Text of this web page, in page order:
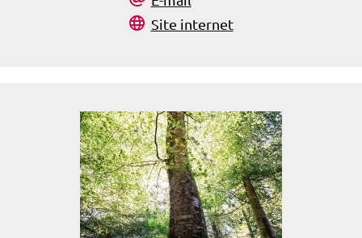
Site internet